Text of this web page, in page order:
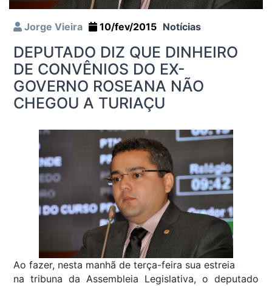
Jorge Vieira 10/fev/2015 Notícias
DEPUTADO DIZ QUE DINHEIRO
DE CONVÊNIOS DO EX-
GOVERNO ROSEANA NÃO
CHEGOU A TURIAÇU
Ao fazer, nesta manhã de terça-feira sua estreia
na tribuna da Assembleia Legislativa, o deputado